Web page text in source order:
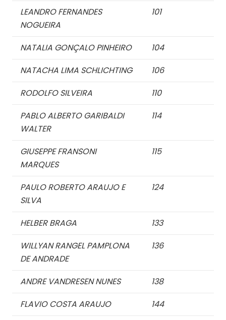
LEANDRO FERNANDES
NOGUEIRA
101
NATALIA GONÇALO PINHEIRO
104
NATACHA LIMA SCHLICHTING
106
RODOLFO SILVEIRA
110
PABLO ALBERTO GARIBALDI
WALTER
114
GIUSEPPE FRANSONI
MARQUES
115
PAULO ROBERTO ARAUJO E
SILVA
124
HELBER BRAGA
133
WILLYAN RANGEL PAMPLONA
DE ANDRADE
136
ANDRE VANDRESEN NUNES
138
FLAVIO COSTA ARAUJO
144